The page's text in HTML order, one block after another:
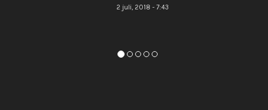
2 juli, 2018 - 7:43